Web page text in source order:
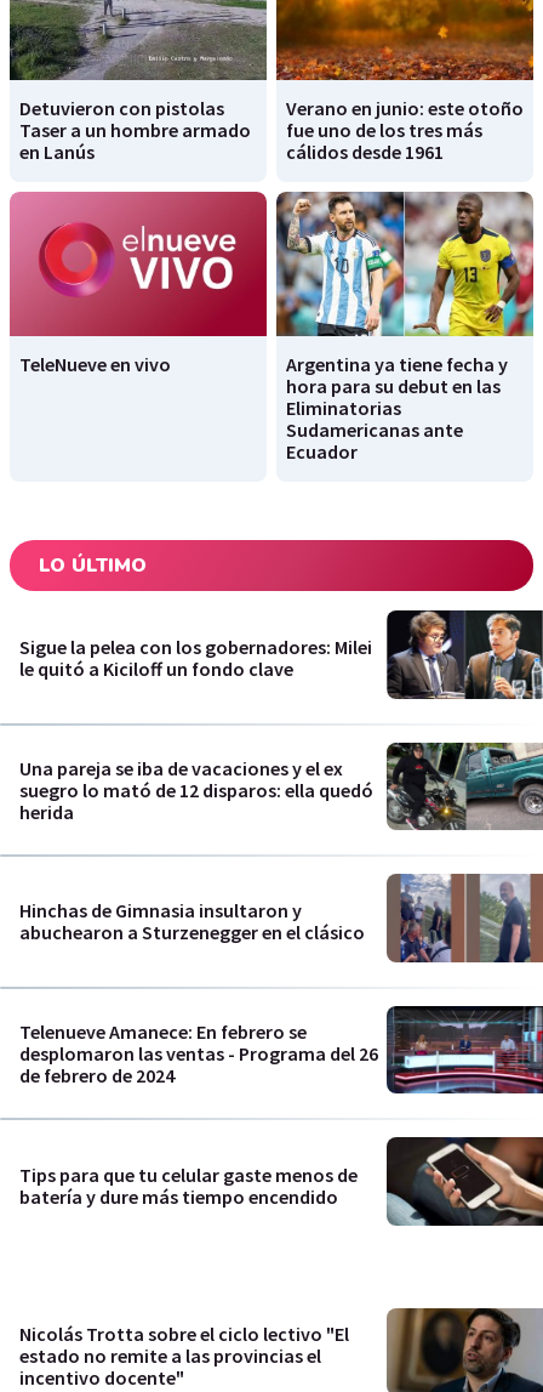
Detuvieron con pistolas
Taser a un hombre armado
en Lanús
Verano en junio: este otoño
fue uno de los tres más
cálidos desde 1961
TeleNueve en vivo
Argentina ya tiene fecha y
hora para su debut en las
Eliminatorias
Sudamericanas ante
Ecuador
LO ÚLTIMO
Sigue la pelea con los gobernadores: Milei
le quitó a Kiciloff un fondo clave
Una pareja se iba de vacaciones y el ex
suegro lo mató de 12 disparos: ella quedó
herida
Hinchas de Gimnasia insultaron y
abuchearon a Sturzenegger en el clásico
Telenueve Amanece: En febrero se
desplomaron las ventas - Programa del 26
de febrero de 2024
Tips para que tu celular gaste menos de
batería y dure más tiempo encendido
Nicolás Trotta sobre el ciclo lectivo "El
estado no remite a las provincias el
incentivo docente"